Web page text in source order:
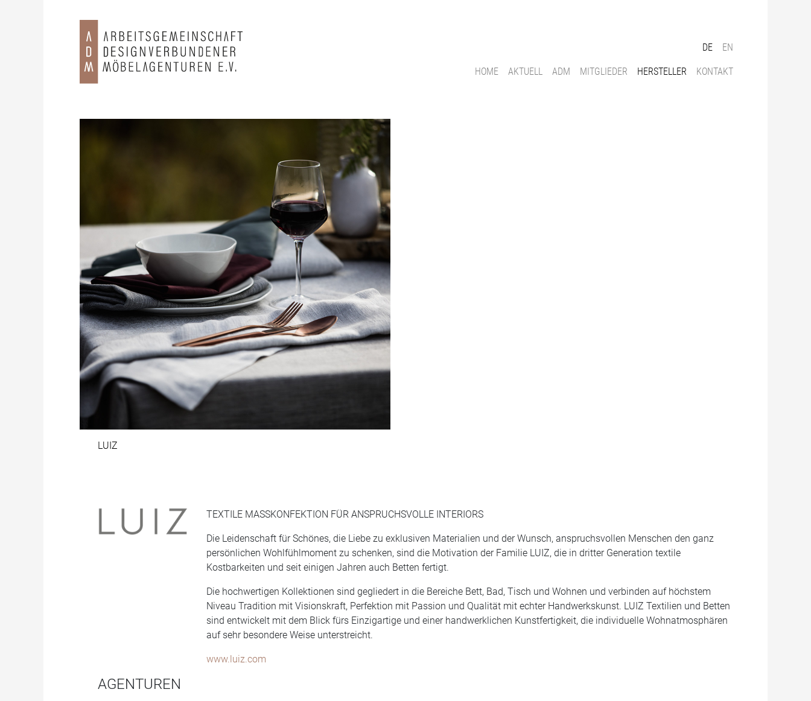
DE EN
HOME AKTUELL ADM MITGLIEDER HERSTELLER KONTAKT
LUIZ
TEXTILE MASSKONFEKTION FÜR ANSPRUCHSVOLLE INTERIORS
Die Leidenschaft für Schönes, die Liebe zu exklusiven Materialien und der Wunsch, anspruchsvollen Menschen den ganz
persönlichen Wohlfühlmoment zu schenken, sind die Motivation der Familie LUIZ, die in dritter Generation textile
Kostbarkeiten und seit einigen Jahren auch Betten fertigt.
Die hochwertigen Kollektionen sind gegliedert in die Bereiche Bett, Bad, Tisch und Wohnen und verbinden auf höchstem
Niveau Tradition mit Visionskraft, Perfektion mit Passion und Qualität mit echter Handwerkskunst. LUIZ Textilien und Betten
sind entwickelt mit dem Blick fürs Einzigartige und einer handwerklichen Kunstfertigkeit, die individuelle Wohnatmosphären
auf sehr besondere Weise unterstreicht.
www.luiz.com
AGENTUREN